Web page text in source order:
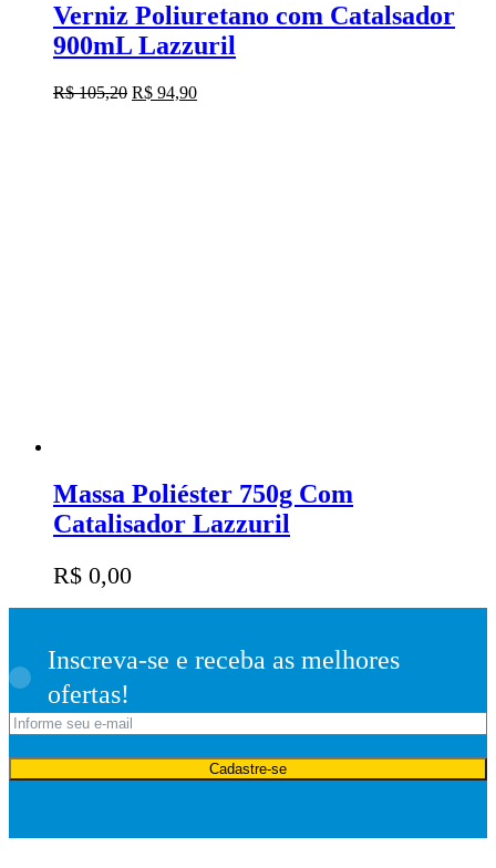
Verniz Poliuretano com Catalsador
900mL Lazzuril
R$105,20 O
R$ 94,90O
Massa Poliéster 750g Com
Catalisador Lazzuril
R$ 0,00
Inscreva-se e receba as melhores
ofertas!
Cadastre-se